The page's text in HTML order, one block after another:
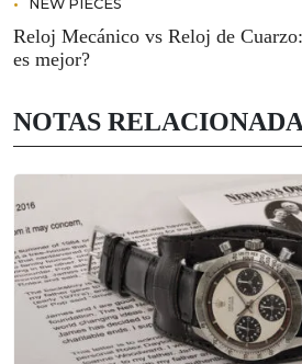
NEW PIECES
Reloj Mecánico vs Reloj de
es mejor?
NOTAS